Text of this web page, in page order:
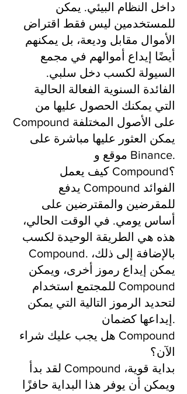
داخل النظام البيئي. يمكن
للمستخدمين ليس فقط اقتراض
الأموال مقابل وديعة، بل يمكنهم
أيضًا إيداع أموالهم في مجمع
السيولة لكسب دخل سلبي.
الفائدة السنوية الفعالة الحالية
التي يمكنك الحصول عليها من
Compound على الأصول المختلفة
يمكن العثور عليها مباشرة على
موقع و Binance.
كيف يعمل Compound؟
يدفع Compound الفوائد
للمقرضين والمقترضين على
أساس يومي. في الوقت الحالي،
هذه هي الطريقة الوحيدة لكسب
Compound. بالإضافة إلى ذلك،
يمكن إيداع رموز أخرى، ويمكن
للمجتمع استخدام Compound
لتحديد الرموز التالية التي يمكن
إيداعها كضمان.
هل يجب عليك شراء Compound
الآن؟
لقد بدأ Compound بداية قوية،
ويمكن أن يوفر هذا البداية حافزًا